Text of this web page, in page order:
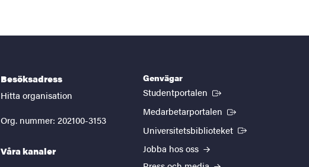
Besöksadress
Hitta organisation
Org. nummer: 202100-3153
Våra kanaler
Genvägar
Studentportalen (Extern länk)
Medarbetarportalen (Extern länk)
Universitetsbiblioteket (Extern länk)
Jobba hos oss